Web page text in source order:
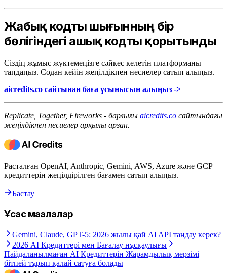
Жабық кодты шығынның бір
бөлігіндегі ашық кодты қорытынды
Сіздің жұмыс жүктемеңізге сәйкес келетін платформаны
таңдаңыз. Содан кейін жеңілдікпен несиелер сатып алыңыз.
aicredits.co сайтынан баға ұсынысын алыңыз ->
Replicate, Together, Fireworks - барлығы aicredits.co сайтындағы
жеңілдікпен несиелер арқылы арзан.
Расталған OpenAI, Anthropic, Gemini, AWS, Azure және GCP
кредиттерін жеңілдірілген бағамен сатып алыңыз.
Бастау
Ұқсас мақалалар
Gemini, Claude, GPT-5: 2026 жылы қай AI API таңдау керек?
2026 AI Кредиттері мен Бағалау нұсқаулығы
Пайдаланылмаған AI Кредиттерін Жарамдылық мерзімі
бітпей тұрып қалай сатуға болады